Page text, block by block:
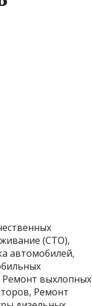
(СТО),
автомобилей,
Ремонт выхлопных
Ремонт